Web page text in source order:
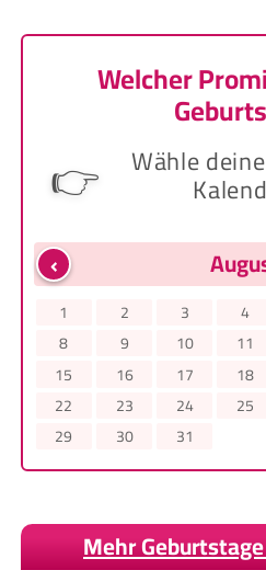
Welcher
👉 Wähle
‹
1 2 3 4
8
9 10 11
15
16 17 18
22
23 24 25
29
30 31
Mehr